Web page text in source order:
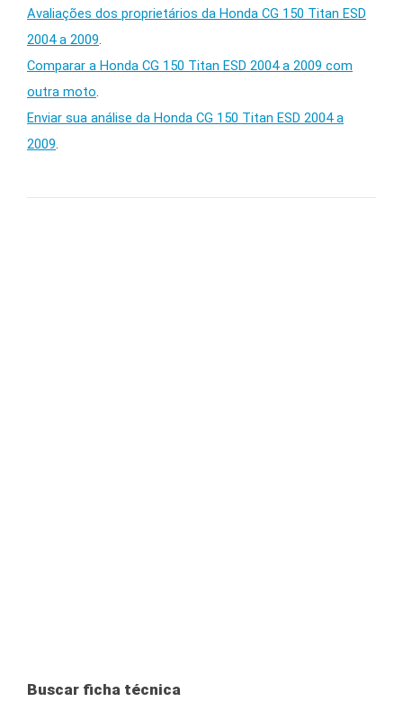
Avaliações dos proprietários da Honda CG 150 Titan ESD
2004 a 2009.
Comparar a Honda CG 150 Titan ESD 2004 a 2009 com
outra moto.
Enviar sua análise da Honda CG 150 Titan ESD 2004 a
2009.
Buscar ficha técnica